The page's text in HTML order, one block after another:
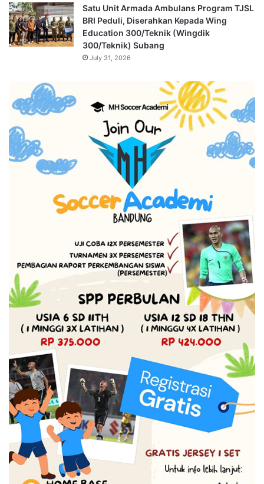
Satu Unit Armada Ambulans Program TJSL
BRI Peduli, Diserahkan Kepada Wing
Education 300/Teknik (Wingdik
300/Teknik) Subang
July 31, 2026